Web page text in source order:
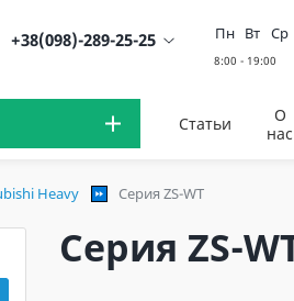
+38(098)-289-25-25 Пн Вт Ср
Статьи
О
нас
Heavy Серия ZS-WT
Серия ZS-